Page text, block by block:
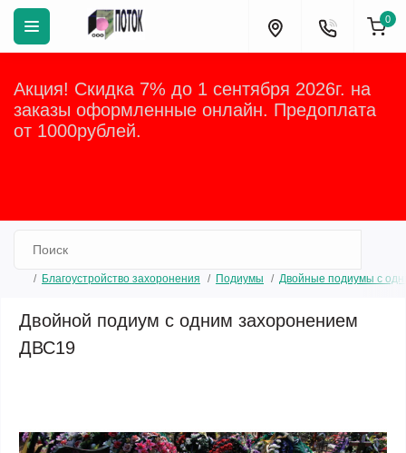
Акция! Скидка 7% до 1 сентября 2026г. на
заказы оформленные онлайн. Предоплата
от 1000рублей.
0
Благоустройство захоронения Подиумы Двойные подиумы с
Двойной подиум с одним захоронением
ДВС19